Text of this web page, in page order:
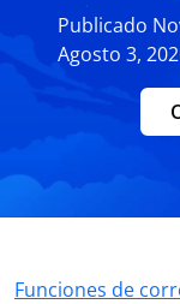
Publicado
Agosto 3,
Funciones de